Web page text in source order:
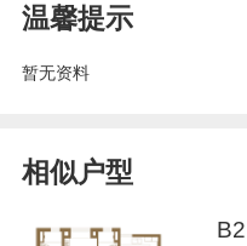
温馨提示
暂无资料
相似户型
B2